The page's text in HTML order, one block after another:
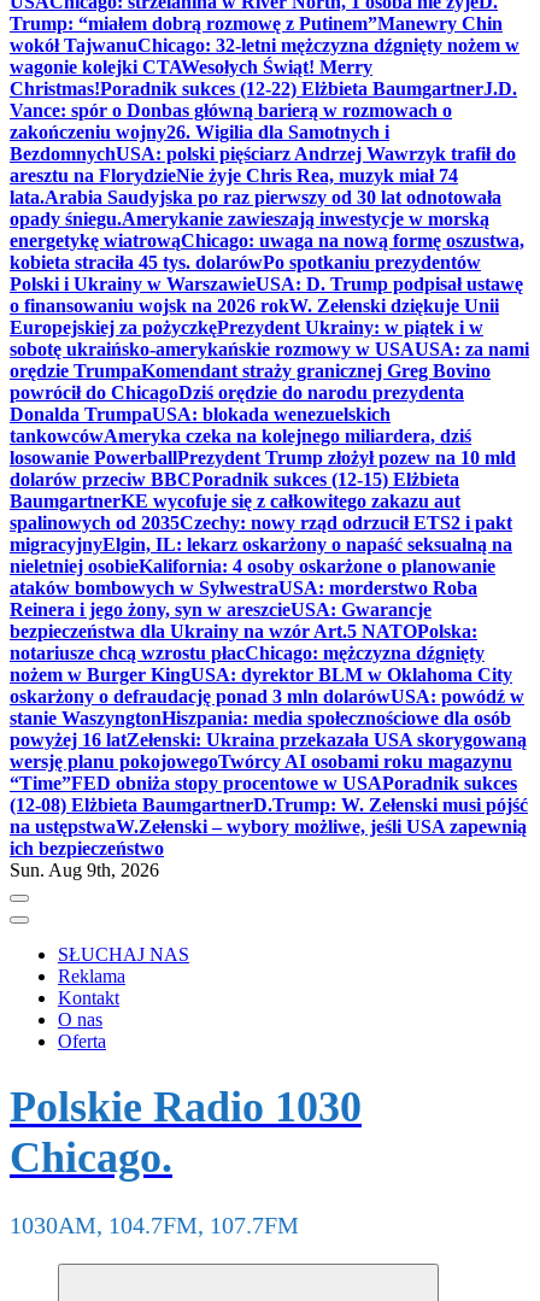
Trump: “miałem dobrą rozmowę z Putinem”Manewry Chin
wokół TajwanuChicago: 32-letni mężczyzna dźgnięty nożem w
wagonie kolejki CTAWesołych Świąt! Merry
Christmas!Poradnik sukces (12-22) Elżbieta BaumgartnerJ.D.
Vance: spór o Donbas główną barierą w rozmowach o
zakończeniu wojny26. Wigilia dla Samotnych i
BezdomnychUSA: polski pięściarz Andrzej Wawrzyk trafił do
aresztu na FlorydzieNie żyje Chris Rea, muzyk miał 74
lata.Arabia Saudyjska po raz pierwszy od 30 lat odnotowała
opady śniegu.Amerykanie zawieszają inwestycje w morską
energetykę wiatrowąChicago: uwaga na nową formę oszustwa,
kobieta straciła 45 tys. dolarówPo spotkaniu prezydentów
Polski i Ukrainy w WarszawieUSA: D. Trump podpisał ustawę
o finansowaniu wojsk na 2026 rokW. Zełenski dziękuje Unii
Europejskiej za pożyczkęPrezydent Ukrainy: w piątek i w
sobotę ukraińsko-amerykańskie rozmowy w USAUSA: za nami
orędzie TrumpaKomendant straży granicznej Greg Bovino
powrócił do ChicagoDziś orędzie do narodu prezydenta
Donalda TrumpaUSA: blokada wenezuelskich
tankowcówAmeryka czeka na kolejnego miliardera, dziś
losowanie PowerballPrezydent Trump złożył pozew na 10 mld
dolarów przeciw BBCPoradnik sukces (12-15) Elżbieta
BaumgartnerKE wycofuje się z całkowitego zakazu aut
spalinowych od 2035Czechy: nowy rząd odrzucił ETS2 i pakt
migracyjnyElgin, IL: lekarz oskarżony o napaść seksualną na
nieletniej osobieKalifornia: 4 osoby oskarżone o planowanie
ataków bombowych w SylwestraUSA: morderstwo Roba
Reinera i jego żony, syn w areszcieUSA: Gwarancje
bezpieczeństwa dla Ukrainy na wzór Art.5 NATOPolska:
notariusze chcą wzrostu płacChicago: mężczyzna dźgnięty
nożem w Burger KingUSA: dyrektor BLM w Oklahoma City
oskarżony o defraudację ponad 3 mln dolarówUSA: powódź w
stanie WaszyngtonHiszpania: media społecznościowe dla osób
powyżej 16 latZełenski: Ukraina przekazała USA skorygowaną
wersję planu pokojowegoTwórcy AI osobami roku magazynu
“Time”FED obniża stopy procentowe w USAPoradnik sukces
(12-08) Elżbieta BaumgartnerD.Trump: W. Zełenski musi pójść
na ustępstwaW.Zełenski – wybory możliwe, jeśli USA zapewnią
ich bezpieczeństwo
Sun. Aug 9th, 2026
SŁUCHAJ NAS
Reklama
Kontakt
O nas
Oferta
Polskie Radio 1030
Chicago.
1030AM, 104.7FM, 107.7FM